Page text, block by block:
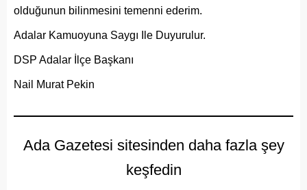
olduğunun bilinmesini temenni ederim.
Adalar Kamuoyuna Saygı Ile Duyurulur.
DSP Adalar İlçe Başkanı
Nail Murat Pekin
Ada Gazetesi sitesinden daha fazla şey
keşfedin